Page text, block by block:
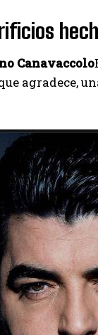
Canavaccolo
agradece,